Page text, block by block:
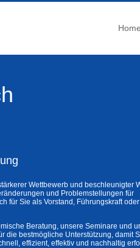
Wettbewerb und beschleunigter
und Problemstellungen für
für Sie als Vorstand, Führungskraft oder
Beratung, unsere Seminare und
die bestmögliche Unterstützung, damit
effizient, effektiv und nachhaltig